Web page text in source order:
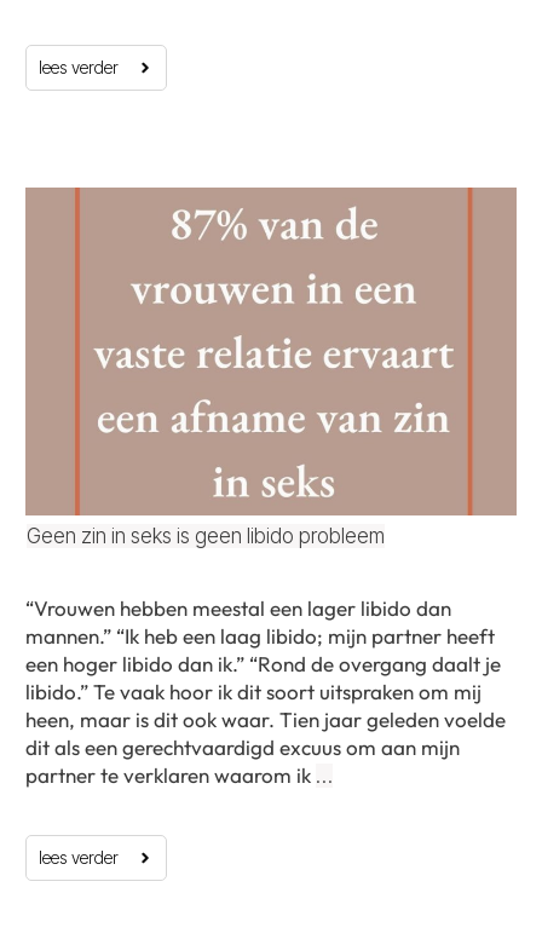
lees verder
Geen zin in seks is geen libido probleem
“Vrouwen hebben meestal een lager libido dan
mannen.” “Ik heb een laag libido; mijn partner heeft
een hoger libido dan ik.” “Rond de overgang daalt je
libido.” Te vaak hoor ik dit soort uitspraken om mij
heen, maar is dit ook waar. Tien jaar geleden voelde
dit als een gerechtvaardigd excuus om aan mijn
partner te verklaren waarom ik …
lees verder